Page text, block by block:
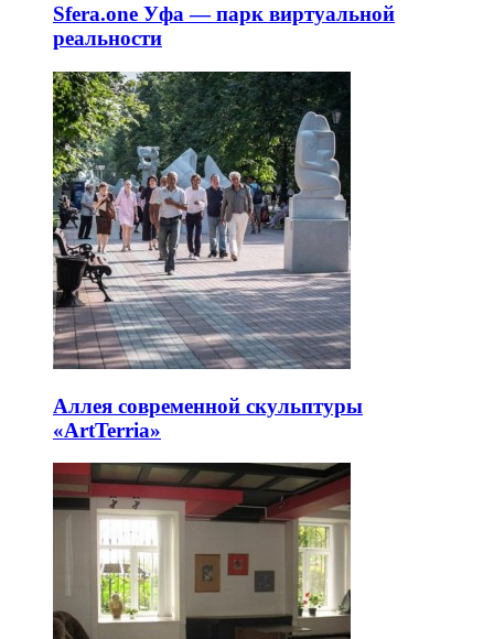
Sfera.one Уфа — парк виртуальной
реальности
Аллея современной скульптуры
«ArtTerria»